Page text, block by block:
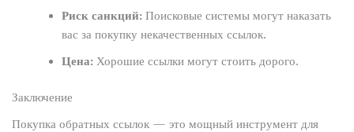
Риск санкций: Поисковые системы могут наказать
вас за покупку некачественных ссылок.
Цена: Хорошие ссылки могут стоить дорого.
Заключение
Покупка обратных ссылок — это мощный инструмент для